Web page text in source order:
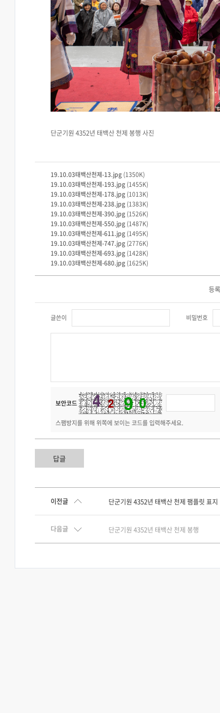
단군기원 4352년 태백산 천제 봉행 사진
19.10.03태백산천제-13.jpg (1350K)
19.10.03태백산천제-193.jpg (1455K)
19.10.03태백산천제-178.jpg (1013K)
19.10.03태백산천제-238.jpg (1383K)
19.10.03태백산천제-390.jpg (1526K)
19.10.03태백산천제-550.jpg (1487K)
19.10.03태백산천제-611.jpg (1495K)
19.10.03태백산천제-747.jpg (2776K)
19.10.03태백산천제-693.jpg (1428K)
19.10.03태백산천제-680.jpg (1625K)
등
글쓴이 비밀번호
보안코드
스팸방지를 위해 위쪽에 보이는 코드를 입력해주세요.
답글
이전글 단군기원 4352년 태백산 천제 팸플릿 표지
다음글 단군기원 4352년 태백산 천제 봉행